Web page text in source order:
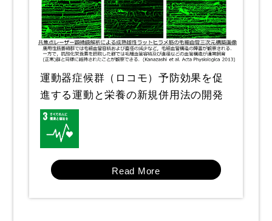
運動器症候群（ロコモ）予防効果を促
進する運動と栄養の新規併用法の開発
Read More